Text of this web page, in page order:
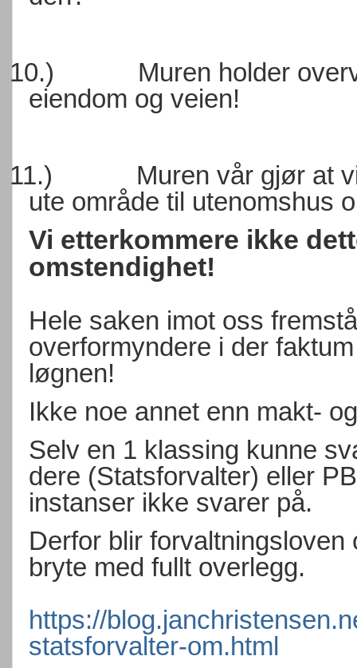
10.)
Muren holder
eiendom og veien!
11.)
Muren vår gjør at
ute område til utenomshus
Vi etterkommere ikke
omstendighet!
Hele saken imot oss
overformyndere i der
løgnen!
Ikke noe annet enn makt-
Selv en 1 klassing kunne
dere (Statsforvalter) eller
instanser ikke svarer på.
Derfor blir
bryte med fullt overlegg.
https://
statsforvalter-om.html